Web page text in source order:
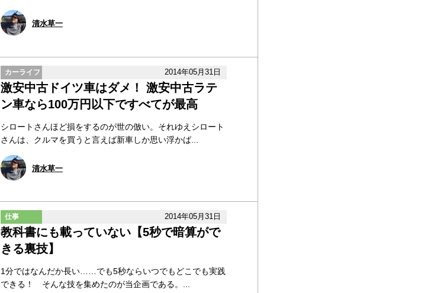
清水草一
カーライフ 2014年05月31日
激安中古ドイツ車はダメ！ 激安中古ラテ
ン車なら100万円以下ですべてが最高
シロートさんほど損をするのが世の倣い。それゆえシロート
さんは、クルマを買うと言えば新車しか思い浮かば...
清水草一
仕事 2014年05月31日
教科書にも載っていない【5秒で暗算がで
きる裏技】
1分ではなんだか長い……でも5秒ならいつでもどこでも実践
できる！ そんな技を集めたのが当企画である。...